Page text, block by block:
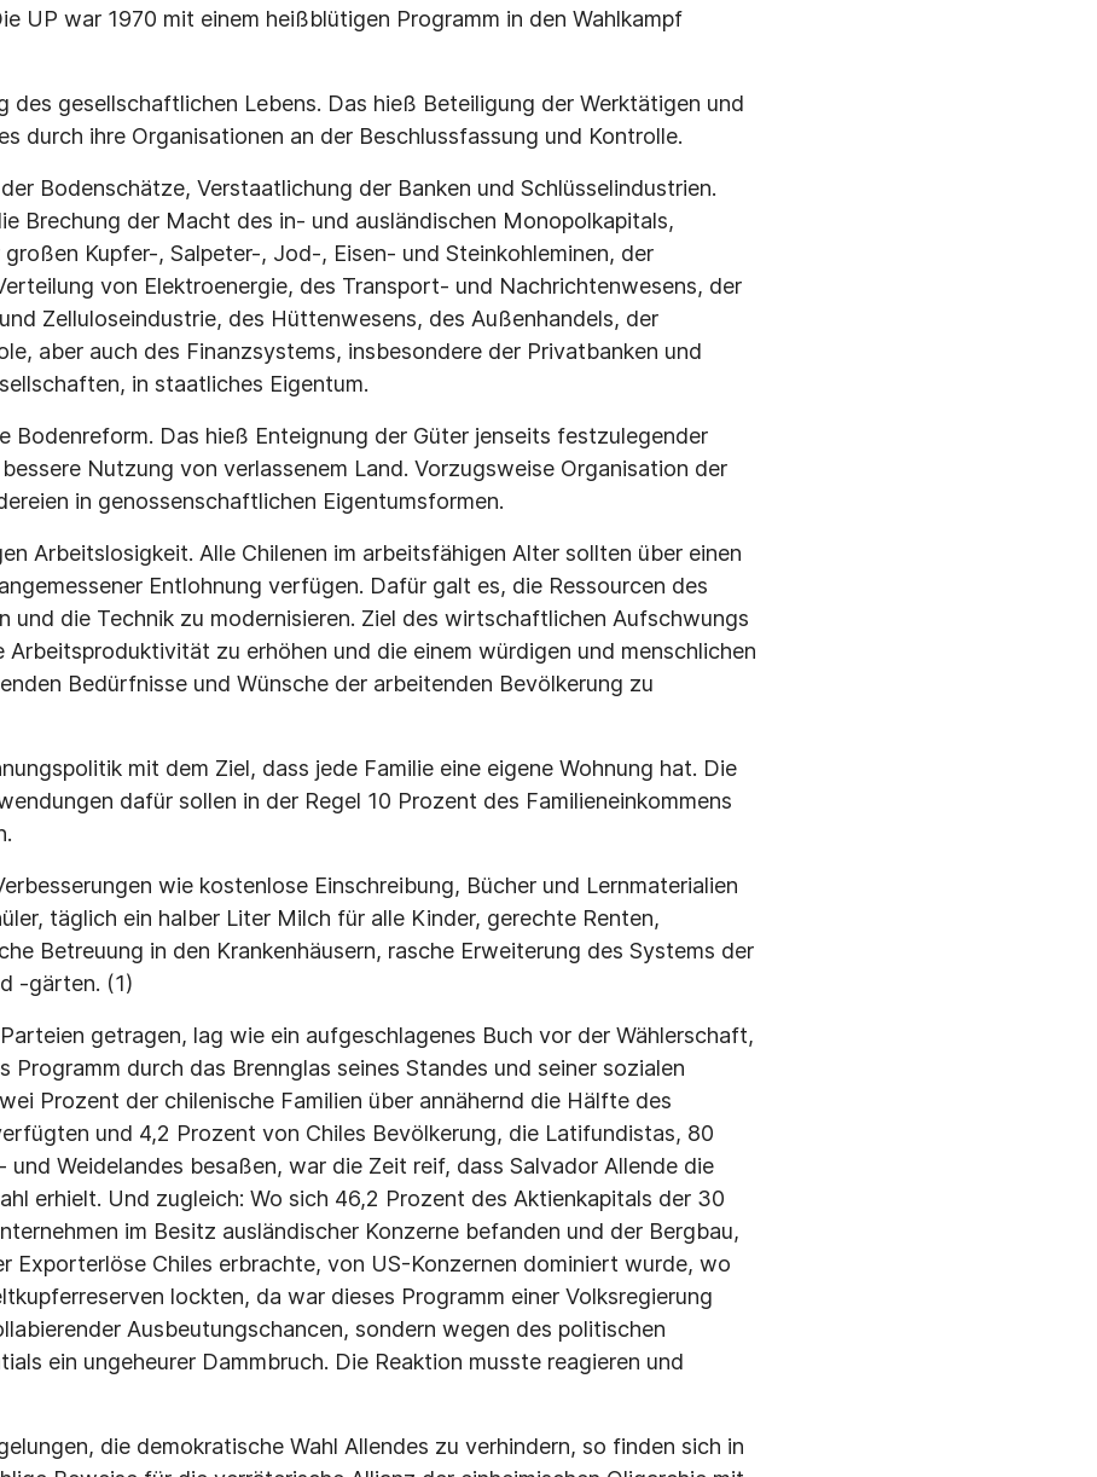
UP war 1970 mit einem heißblütigen Programm in den Wahlkampf
des gesellschaftlichen Lebens. Das hieß Beteiligung der Werktätigen und
durch ihre Organisationen an der Beschlussfassung und Kontrolle.
Bodenschätze, Verstaatlichung der Banken und Schlüsselindustrien.
Brechung der Macht des in- und ausländischen Monopolkapitals,
Kupfer-, Salpeter-, Jod-, Eisen- und Steinkohleminen, der
von Elektroenergie, des Transport- und Nachrichtenwesens, der
Zelluloseindustrie, des Hüttenwesens, des Außenhandels, der
aber auch des Finanzsystems, insbesondere der Privatbanken und
in staatliches Eigentum.
Bodenreform. Das hieß Enteignung der Güter jenseits festzulegender
Nutzung von verlassenem Land. Vorzugsweise Organisation der
in genossenschaftlichen Eigentumsformen.
Arbeitslosigkeit. Alle Chilenen im arbeitsfähigen Alter sollten über einen
Entlohnung verfügen. Dafür galt es, die Ressourcen des
und die Technik zu modernisieren. Ziel des wirtschaftlichen Aufschwungs
Arbeitsproduktivität zu erhöhen und die einem würdigen und menschlichen
Bedürfnisse und Wünsche der arbeitenden Bevölkerung zu
mit dem Ziel, dass jede Familie eine eigene Wohnung hat. Die
dafür sollen in der Regel 10 Prozent des Familieneinkommens
wie kostenlose Einschreibung, Bücher und Lernmaterialien
täglich ein halber Liter Milch für alle Kinder, gerechte Renten,
Betreuung in den Krankenhäusern, rasche Erweiterung des Systems der
-gärten. (1)
getragen, lag wie ein aufgeschlagenes Buch vor der Wählerschaft,
Programm durch das Brennglas seines Standes und seiner sozialen
Prozent der chilenische Familien über annähernd die Hälfte des
und 4,2 Prozent von Chiles Bevölkerung, die Latifundistas, 80
und Weidelandes besaßen, war die Zeit reif, dass Salvador Allende die
erhielt. Und zugleich: Wo sich 46,2 Prozent des Aktienkapitals der 30
im Besitz ausländischer Konzerne befanden und der Bergbau,
Exporterlöse Chiles erbrachte, von US-Konzernen dominiert wurde, wo
lockten, da war dieses Programm einer Volksregierung
Ausbeutungschancen, sondern wegen des politischen
ein ungeheurer Dammbruch. Die Reaktion musste reagieren und
die demokratische Wahl Allendes zu verhindern, so finden sich in